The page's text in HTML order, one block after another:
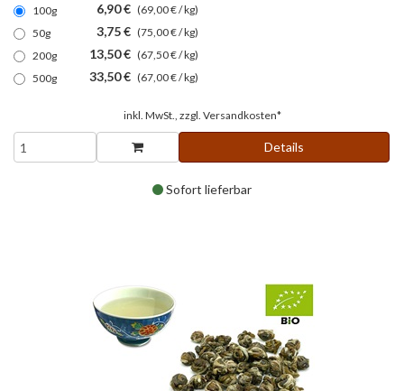
100g 6,90 € (69,00 € / kg)
50g
3,75 € (75,00 € / kg)
200g
13,50 € (67,50 € / kg)
500g
33,50 € (67,00 € / kg)
inkl. MwSt., zzgl. Versandkosten*
Details
Sofort lieferbar